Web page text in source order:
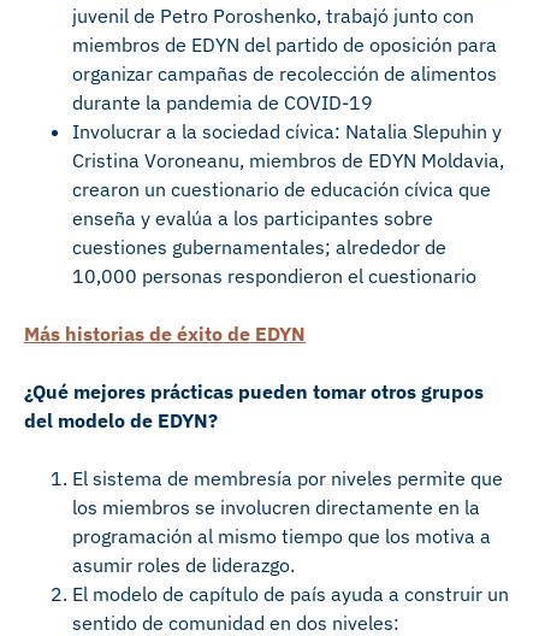
juvenil de Petro Poroshenko, trabajó junto con
miembros de EDYN del partido de oposición para
organizar campañas de recolección de alimentos
durante la pandemia de COVID-19
Involucrar a la sociedad cívica: Natalia Slepuhin y
Cristina Voroneanu, miembros de EDYN Moldavia,
crearon un cuestionario de educación cívica que
enseña y evalúa a los participantes sobre
cuestiones gubernamentales; alrededor de
10,000 personas respondieron el cuestionario
Más historias de éxito de EDYN
¿Qué mejores prácticas pueden tomar otros grupos
del modelo de EDYN?
El sistema de membresía por niveles permite que
los miembros se involucren directamente en la
programación al mismo tiempo que los motiva a
asumir roles de liderazgo.
El modelo de capítulo de país ayuda a construir un
sentido de comunidad en dos niveles: